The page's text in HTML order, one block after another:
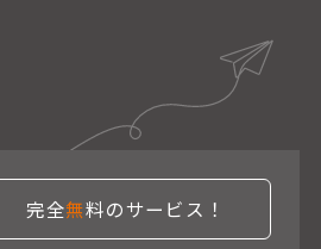
完全無料のサービス！